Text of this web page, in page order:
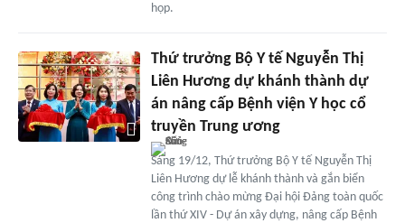
họp.
Thứ trưởng Bộ Y tế Nguyễn Thị
Liên Hương dự khánh thành dự
án nâng cấp Bệnh viện Y học cổ
truyền Trung ương
Sáng 19/12, Thứ trưởng Bộ Y tế Nguyễn Thị
Liên Hương dự lễ khánh thành và gắn biển
công trình chào mừng Đại hội Đảng toàn quốc
lần thứ XIV - Dự án xây dựng, nâng cấp Bệnh